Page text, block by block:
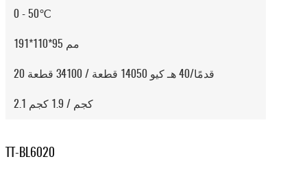
0 - 50℃
191*110*95 مم
20 قدمًا/40 هـ كيو 14050 قطعة / 34100 قطعة
2.1 كجم / 1.9 كجم
TT-BL6020